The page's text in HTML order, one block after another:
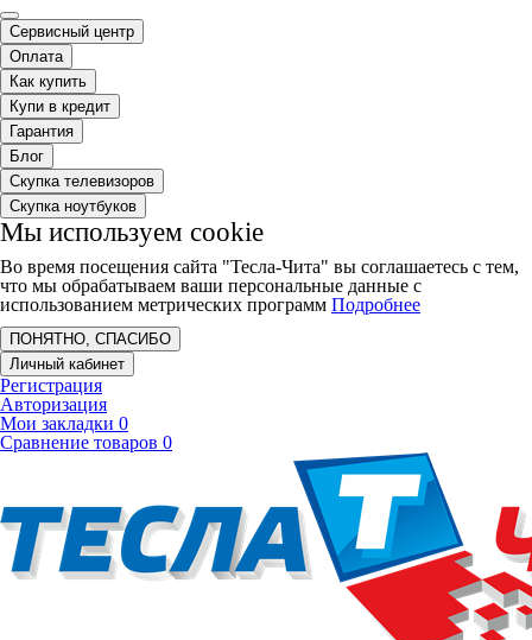
Сервисный центр
Оплата
Как купить
Купи в кредит
Гарантия
Блог
Скупка телевизоров
Скупка ноутбуков
Мы используем cookie
Во время посещения сайта "Тесла-Чита" вы соглашаетесь с тем,
что мы обрабатываем ваши персональные данные с
использованием метрических программ Подробнее
ПОНЯТНО, СПАСИБО
Личный кабинет
Регистрация
Авторизация
Мои закладки 0
Сравнение товаров 0